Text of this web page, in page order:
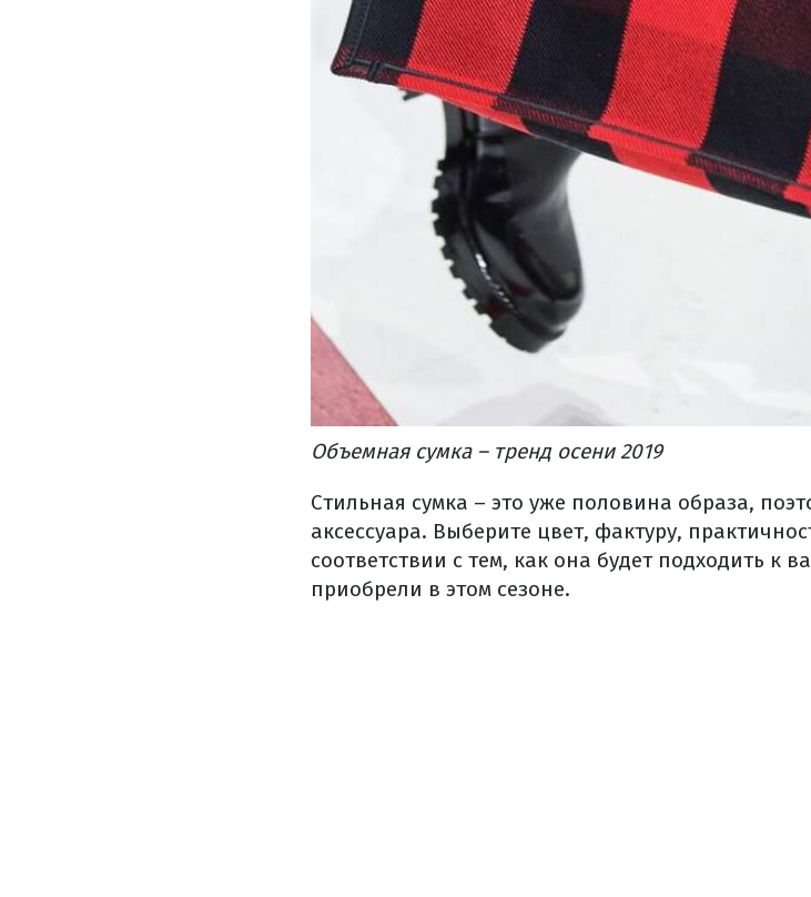
Объемная сумка – тренд осени 2019
Стильная сумка – это уже половина образа,
аксессуара. Выберите цвет, фактуру,
соответствии с тем, как она будет подходить к
приобрели в этом сезоне.